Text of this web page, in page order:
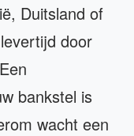
Duitsland of
door
bankstel is
wacht een